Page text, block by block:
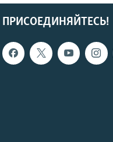
ПРИСОЕДИНЯЙТЕСЬ!